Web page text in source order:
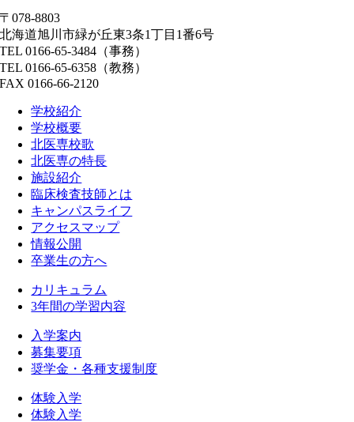
〒078-8803
北海道旭川市緑が丘東3条1丁目1番6号
TEL 0166-65-3484（事務）
TEL 0166-65-6358（教務）
FAX 0166-66-2120
学校紹介
学校概要
北医専校歌
北医専の特長
施設紹介
臨床検査技師とは
キャンパスライフ
アクセスマップ
情報公開
卒業生の方へ
カリキュラム
3年間の学習内容
入学案内
募集要項
奨学金・各種支援制度
体験入学
体験入学